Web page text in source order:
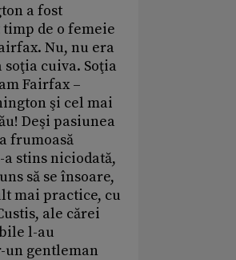
a fost
de o femeie
Nu, nu era
cuiva. Soţia
Fairfax –
şi cel mai
Deşi pasiunea
frumoasă
stins niciodată,
să se însoare,
mai practice, cu
ale cărei
l-au
gentleman